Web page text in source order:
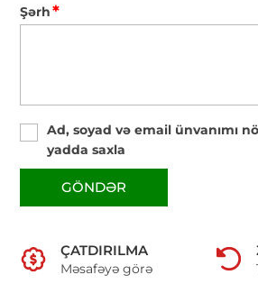
Şərh*
Ad, soyad və email ünvanımı
yadda saxla
GÖNDƏR
ÇATDIRILMA
Məsafəyə görə